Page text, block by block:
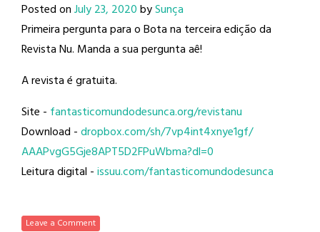
Posted onJuly 23, 2020bySunça
Primeira pergunta para o Bota na terceira edição da
Revista Nu. Manda a sua pergunta aê!
A revista é gratuita.
Site - fantasticomundodesunca.org/revistanu
Download -dropbox.com/sh/7vp4int4xnye1gf/
AAAPvgG5Gje8APT5D2FPuWbma?dl=0
Leitura digital -issuu.com/fantasticomundodesunca
Leave a Comment